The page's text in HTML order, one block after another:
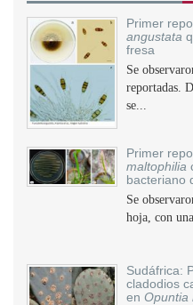
Primer
angustata
fresa
Se
reportadas.
se...
Primer
maltophilia
bacteriano
Se
hoja, con
Sudáfrica:
cladodios
en Opuntia